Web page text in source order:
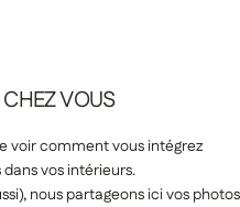
CHEZVOUS
voir comment vous intégrez
vos intérieurs.
nous partageons ici vos photos